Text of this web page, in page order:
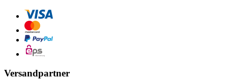
Versandpartner